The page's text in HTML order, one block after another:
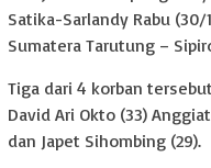
Satika-Sarlandy Rabu
Sumatera Tarutung –
Tiga dari 4 korban
David Ari Okto (33)
dan Japet Sihombing (29).